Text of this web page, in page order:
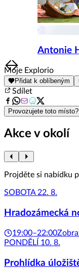
Antonie
Item
1
of
8
Moje Explorio
Přidat k oblíbeným
Sdílet
Provozujete toto místo?
Akce v okolí
Projděte si nabídku
SOBOTA 22. 8.
Hradozámecká
19:00–22:00
PONDĚLÍ 10. 8.
Prohlídka